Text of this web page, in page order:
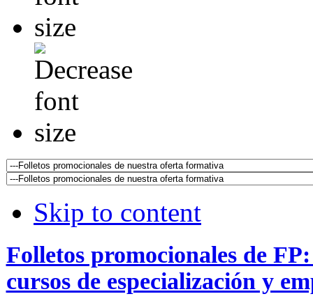
Skip to content
Folletos promocionales de
cursos de especialización y